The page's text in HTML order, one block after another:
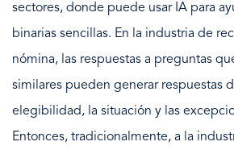
sectores, donde puede usar IA para
binarias sencillas. En la industria de
nómina, las respuestas a preguntas
similares pueden generar respuestas
elegibilidad, la situación y las
Entonces, tradicionalmente, a la